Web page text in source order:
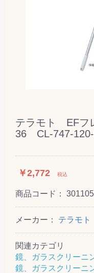
テラモト EFフ
36 CL-747-
￥2,772 税込
商品コード：
メーカー： テラモト
関連カテゴリ
鏡、ガラスクリーニ
鏡、ガラスクリーニ